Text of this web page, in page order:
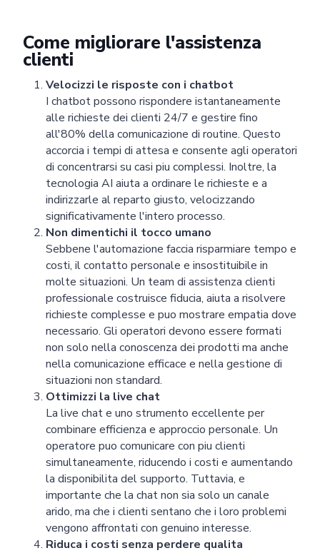
Come migliorare l'assistenza
clienti
Velocizzi le risposte con i chatbot
I chatbot possono rispondere istantaneamente
alle richieste dei clienti 24/7 e gestire fino
all'80% della comunicazione di routine. Questo
accorcia i tempi di attesa e consente agli operatori
di concentrarsi su casi piu complessi. Inoltre, la
tecnologia AI aiuta a ordinare le richieste e a
indirizzarle al reparto giusto, velocizzando
significativamente l'intero processo.
Non dimentichi il tocco umano
Sebbene l'automazione faccia risparmiare tempo e
costi, il contatto personale e insostituibile in
molte situazioni. Un team di assistenza clienti
professionale costruisce fiducia, aiuta a risolvere
richieste complesse e puo mostrare empatia dove
necessario. Gli operatori devono essere formati
non solo nella conoscenza dei prodotti ma anche
nella comunicazione efficace e nella gestione di
situazioni non standard.
Ottimizzi la live chat
La live chat e uno strumento eccellente per
combinare efficienza e approccio personale. Un
operatore puo comunicare con piu clienti
simultaneamente, riducendo i costi e aumentando
la disponibilita del supporto. Tuttavia, e
importante che la chat non sia solo un canale
arido, ma che i clienti sentano che i loro problemi
vengono affrontati con genuino interesse.
Riduca i costi senza perdere qualita